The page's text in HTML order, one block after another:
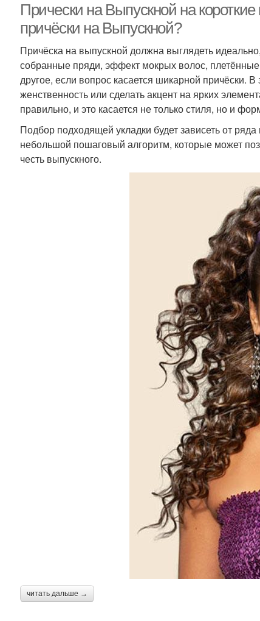
Прически на Выпускной на
причёски на Выпускной?
Причёска на выпускной должна выглядеть
собранные пряди, эффект мокрых волос,
другое, если вопрос касается шикарной причёски.
женственность или сделать акцент на ярких
правильно, и это касается не только стиля, но и
Подбор подходящей укладки будет зависеть от
небольшой пошаговый алгоритм, которые может
честь выпускного.
читать дальше →